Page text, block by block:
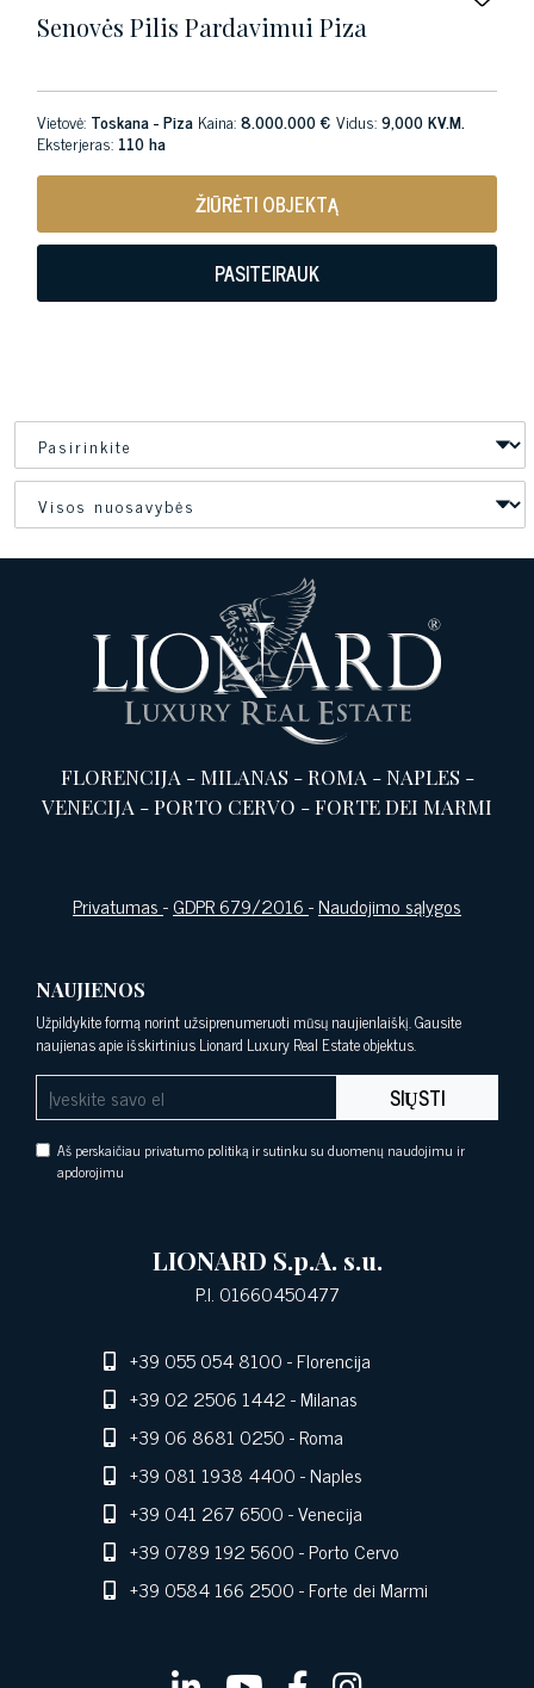
Senovės Pilis Pardavimui Piza
Vietovė: Toskana - Piza Kaina:8.000.000 € Vidus:9,000 KV.M.
Eksterjeras: 110 ha
ŽIŪRĖTI OBJEKTĄ
PASITEIRAUK
FLORENCIJA -MILANAS -ROMA -NAPLES -
VENECIJA -PORTO CERVO -FORTE DEI MARMI
Privatumas-GDPR 679/2016-Naudojimo sąlygos
NAUJIENOS
Užpildykite formą norint užsiprenumeruoti mūsų naujienlaiškį. Gausite
naujienas apie išskirtinius Lionard Luxury Real Estate objektus.
SIŲSTI
Aš perskaičiau privatumo politiką ir sutinku su duomenų naudojimu ir
apdorojimu
LIONARD S.p.A. s.u.
P.I. 01660450477
+39 055 054 8100- Florencija
+39 02 2506 1442- Milanas
+39 06 8681 0250- Roma
+39 081 1938 4400- Naples
+39 041 267 6500- Venecija
+39 0789 192 5600- Porto Cervo
+39 0584 166 2500- Forte dei Marmi